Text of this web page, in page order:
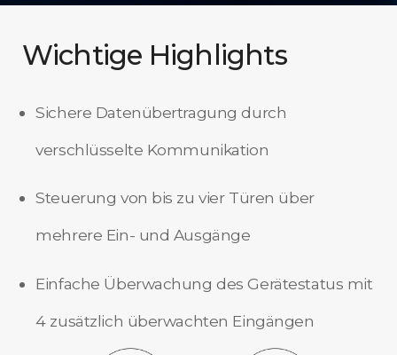
Wichtige Highlights
Sichere Datenübertragung durch
verschlüsselte Kommunikation
Steuerung von bis zu vier Türen über
mehrere Ein- und Ausgänge
Einfache Überwachung des Gerätestatus mit
4 zusätzlich überwachten Eingängen